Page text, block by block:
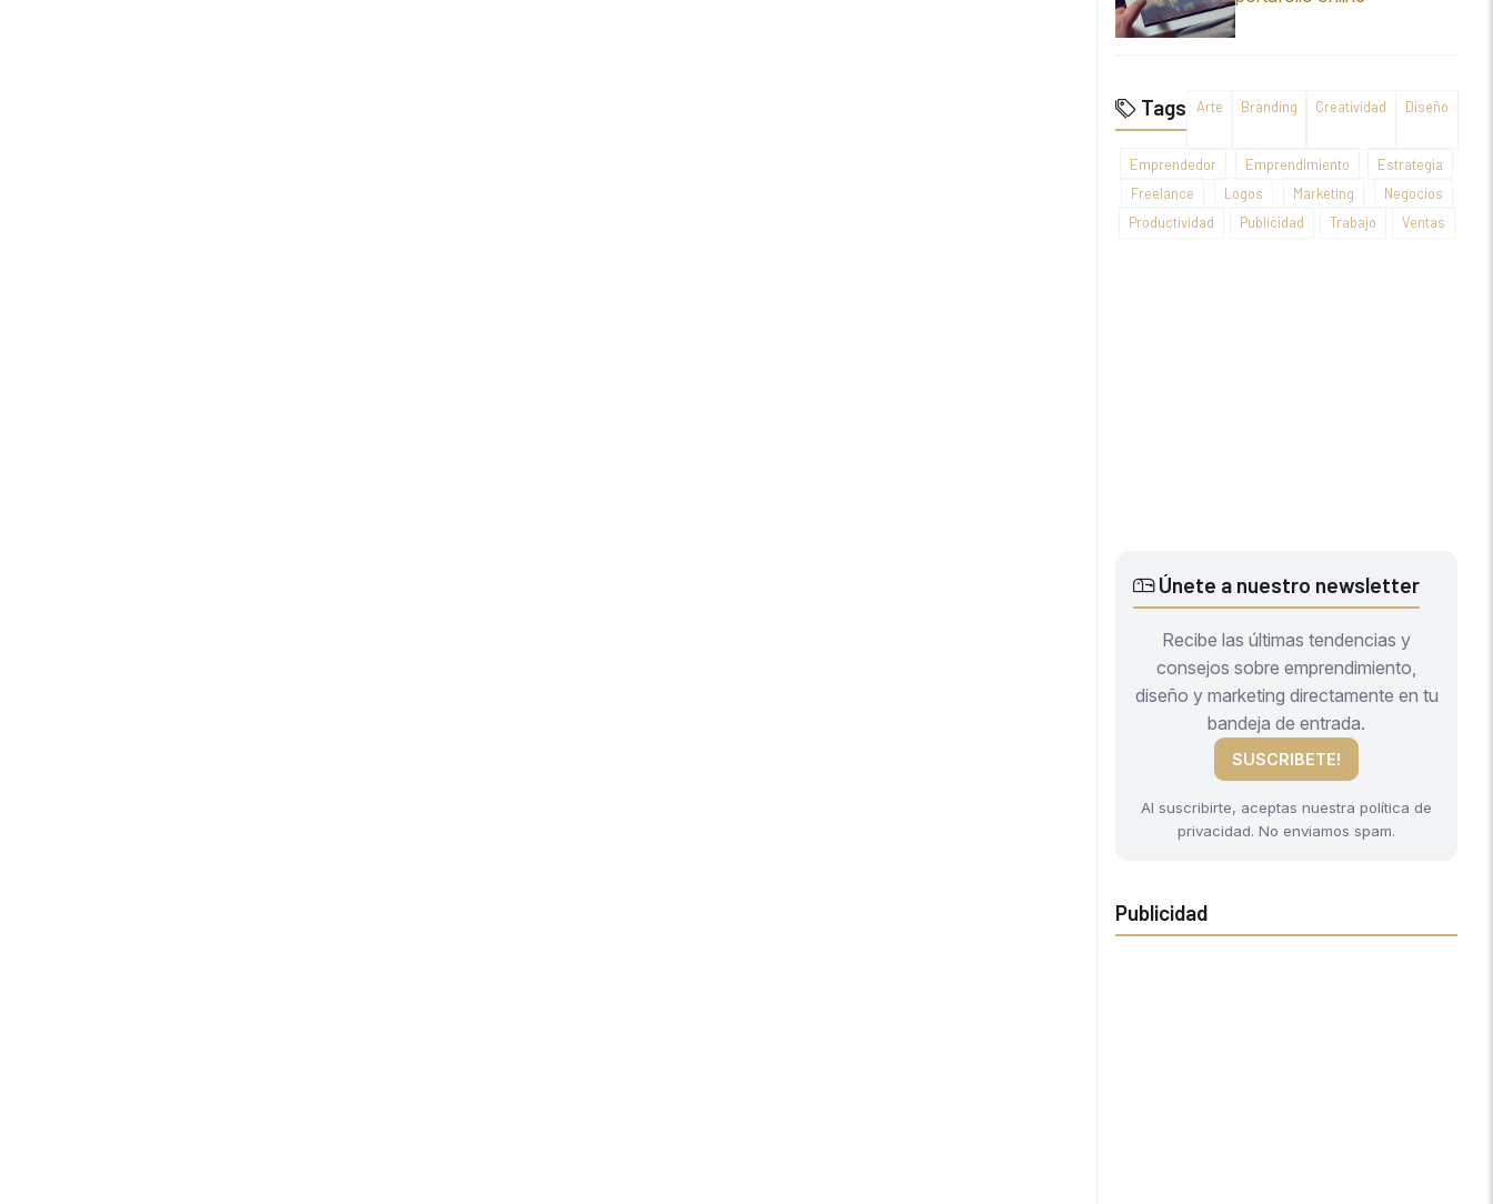
Tags Arte Branding Creatividad Diseño
Emprendedor Emprendimiento
Estrategia
Freelance
Logos Marketing
Negocios
Productividad
Publicidad Trabajo Ventas
Únete a nuestro newsletter
Recibe las últimas tendencias y
consejos sobre emprendimiento,
diseño y marketing directamente en tu
bandeja de entrada.
SUSCRIBETE!
Al suscribirte, aceptas nuestra política de
privacidad. No enviamos spam.
Publicidad